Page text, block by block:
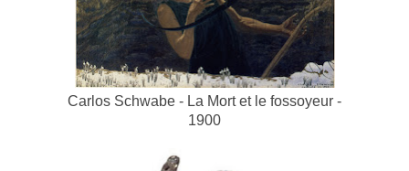
Carlos Schwabe - La Mort et le fossoyeur -
1900